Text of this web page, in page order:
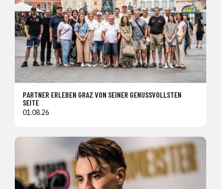
PARTNER ERLEBEN GRAZ VON SEINER GENUSSVOLLSTEN
SEITE
01.08.26